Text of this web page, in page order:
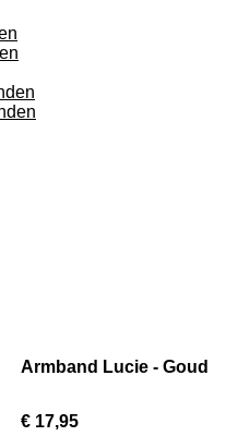
Armband Lucie - Goud
€ 17,95